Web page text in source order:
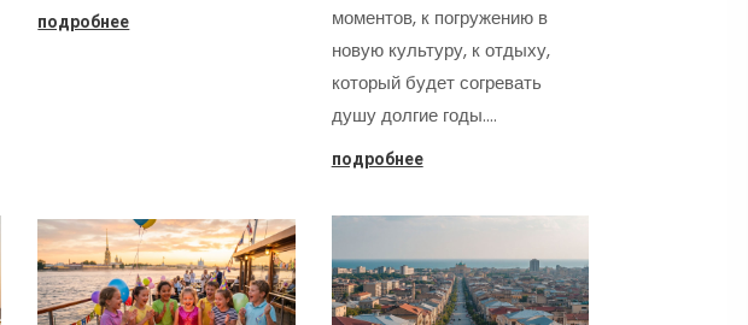
подробнее
моментов, к погружению в
новую культуру, к отдыху,
который будет согревать
душу долгие годы.…
подробнее